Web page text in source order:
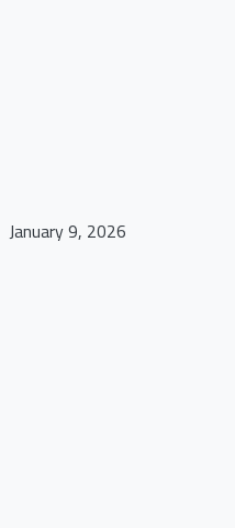
January 9, 2026